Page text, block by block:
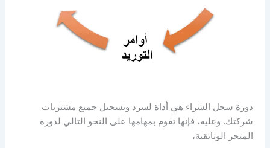
دورة سجل الشراء هي أداة لسرد وتسجيل جميع مشتريات
شركتك. وعليه، فإنها تقوم بمهامها على النحو التالي لدورة
المتجر الوثائقية،